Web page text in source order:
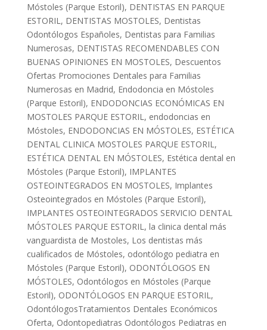
Móstoles (Parque Estoril), DENTISTAS EN PARQUE
ESTORIL, DENTISTAS MOSTOLES, Dentistas
Odontólogos Españoles, Dentistas para Familias
Numerosas, DENTISTAS RECOMENDABLES CON
BUENAS OPINIONES EN MOSTOLES, Descuentos
Ofertas Promociones Dentales para Familias
Numerosas en Madrid, Endodoncia en Móstoles
(Parque Estoril), ENDODONCIAS ECONÓMICAS EN
MOSTOLES PARQUE ESTORIL, endodoncias en
Móstoles, ENDODONCIAS EN MÓSTOLES, ESTÉTICA
DENTAL CLINICA MOSTOLES PARQUE ESTORIL,
ESTÉTICA DENTAL EN MÓSTOLES, Estética dental en
Móstoles (Parque Estoril), IMPLANTES
OSTEOINTEGRADOS EN MOSTOLES, Implantes
Osteointegrados en Móstoles (Parque Estoril),
IMPLANTES OSTEOINTEGRADOS SERVICIO DENTAL
MÓSTOLES PARQUE ESTORIL, la clinica dental más
vanguardista de Mostoles, Los dentistas más
cualificados de Móstoles, odontólogo pediatra en
Móstoles (Parque Estoril), ODONTÓLOGOS EN
MÓSTOLES, Odontólogos en Móstoles (Parque
Estoril), ODONTÓLOGOS EN PARQUE ESTORIL,
OdontólogosTratamientos Dentales Económicos
Oferta, Odontopediatras Odontólogos Pediatras en